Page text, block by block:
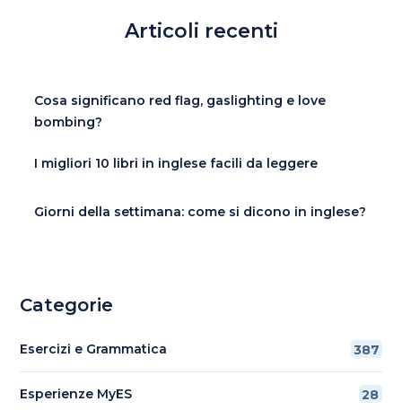
Articoli recenti
Cosa significano red flag, gaslighting e love
bombing?
I migliori 10 libri in inglese facili da leggere
Giorni della settimana: come si dicono in inglese?
Categorie
Esercizi e Grammatica 387
Esperienze MyES 28